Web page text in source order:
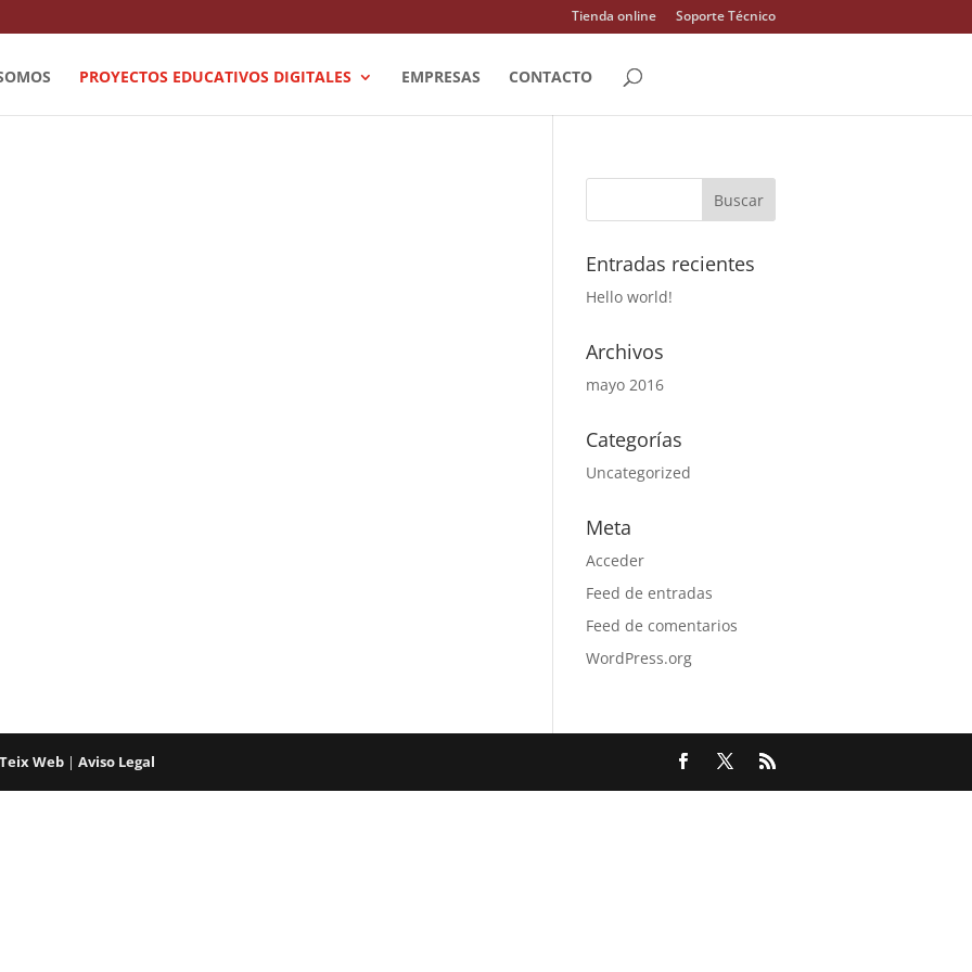
Tienda online Soporte Técnico
PROYECTOS EDUCATIVOS DIGITALES EMPRESAS CONTACTO
Entradas recientes
Hello world!
Archivos
mayo 2016
Categorías
Uncategorized
Meta
Acceder
Feed de entradas
Feed de comentarios
WordPress.org
Teix Web | Aviso Legal